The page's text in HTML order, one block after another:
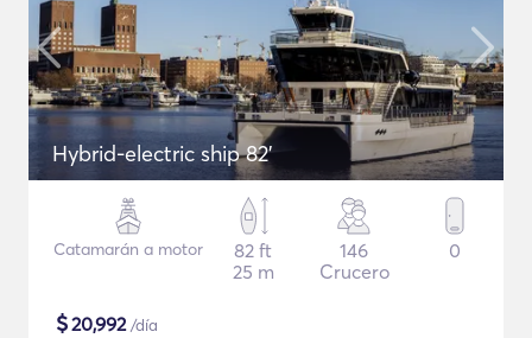
Hybrid-electric ship 82'
Catamarán a motor
82 ft
25 m
146
Crucero
0
$20,992/día